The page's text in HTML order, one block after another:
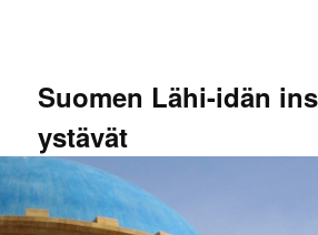
Suomen Lähi-idän
ystävät